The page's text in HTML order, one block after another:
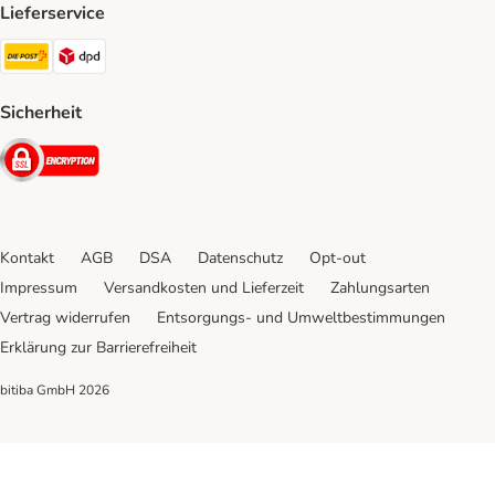
Lieferservice
Die Post Shipping Method
Sicherheit
Security
Kontakt AGB DSA Datenschutz
Opt-out
Impressum
Versandkosten und Lieferzeit
Zahlungsarten
Vertrag widerrufen
Entsorgungs- und Umweltbestimmungen
Erklärung zur Barrierefreiheit
bitiba GmbH 2026